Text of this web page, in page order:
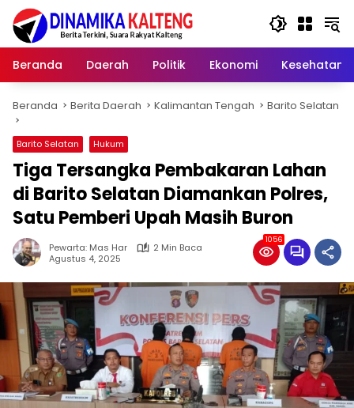
Langsung
konten
Beranda
Daerah Politik Ekonomi Kesehatan
Beranda Berita Daerah Kalimantan Tengah Barito Selatan
Barito Selatan Hukum
Tiga Tersangka Pembakaran Lahan
di Barito Selatan Diamankan Polres,
Satu Pemberi Upah Masih Buron
Pewarta: Mas Har
2 Min Baca
Agustus 4, 2025
1056